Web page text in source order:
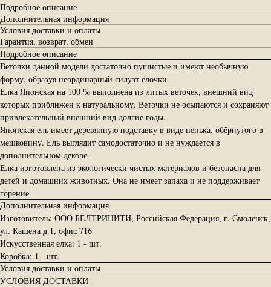
Подробное описание
Дополнительная информация
Условия доставки и оплаты
Гарантия, возврат, обмен
Подробное описание
Веточки данной модели достаточно пушистые и имеют необычную
форму, образуя неординарный силуэт ёлочки.
Ёлка Японская на 100 % выполнена из литых веточек, внешний вид
которых приближен к натуральному. Веточки не осыпаются и сохраняют
привлекательный внешний вид долгие годы.
Японская ель имеет деревянную подставку в виде пенька, обёрнутого в
мешковину. Ель выглядит самодостаточно и не нуждается в
дополнительном декоре.
Елка изготовлена из экологически чистых материалов и безопасна для
детей и домашних животных. Она не имеет запаха и не поддерживает
горение.
Дополнительная информация
Изготовитель: ООО БЕЛТРИНИТИ, Российская Федерация, г. Смоленск,
ул. Кашена д.1, офис 716
Искусственная елка: 1 - шт.
Коробка: 1 - шт.
Условия доставки и оплаты
УСЛОВИЯ ДОСТАВКИ